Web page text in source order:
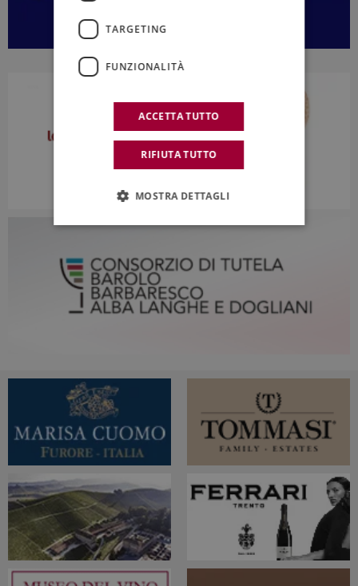
TARGETING
FUNZIONALITÀ
ACCETTA TUTTO
RIFIUTA TUTTO
MOSTRA DETTAGLI